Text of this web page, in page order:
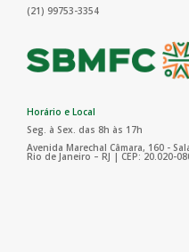
(21) 99753-3354
Horário e Local
Seg. à Sex. das 8h às 17h
Avenida Marechal Câmara, 160 -
Rio de Janeiro – RJ | CEP: 20.020-